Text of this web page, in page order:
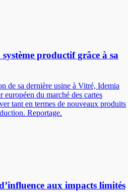
productif grâce à sa
de sa dernière usine à Vitré, Idemia
européen du marché des cartes
tant en termes de nouveaux produits
Reportage.
aux impacts limités